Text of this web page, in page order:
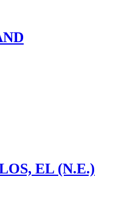
EL (N.E.)